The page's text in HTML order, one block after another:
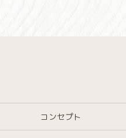
コンセプト